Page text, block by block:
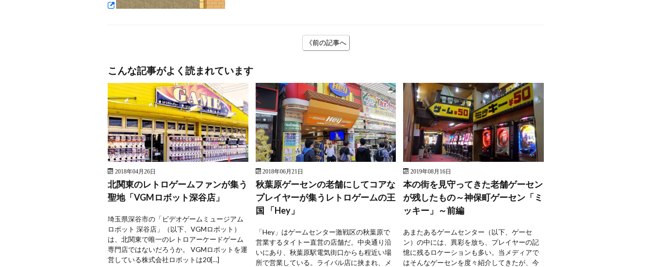
《前の記事へ
こんな記事がよく読まれています
2018年04月26日
北関東のレトロゲームファンが集う
聖地「VGMロボット深谷店」
埼玉県深谷市の「ビデオゲームミュージアム
ロボット 深谷店」（以下、VGMロボット）
は、北関東で唯一のレトロアーケードゲーム
専門店ではないだろうか。 VGMロボットを運
営している株式会社ロボットは20[…]
2018年06月21日
秋葉原ゲーセンの老舗にしてコアな
プレイヤーが集うレトロゲームの王
国 「Hey」
「Hey」はゲームセンター激戦区の秋葉原で
営業するタイトー直営の店舗だ。中央通り沿
いにあり、秋葉原駅電気街口からも程近い場
所で営業している。ライバル店に挟まれ、メ
2019年08月16日
本の街を見守ってきた老舗ゲーセン
が残したもの～神保町ゲーセン「ミ
ッキー」～前編
あまたあるゲームセンター（以下、ゲーセ
ン）の中には、異彩を放ち、プレイヤーの記
憶に残るロケーションも多い。当メディアで
はそんなゲーセンを度々紹介してきたが、今